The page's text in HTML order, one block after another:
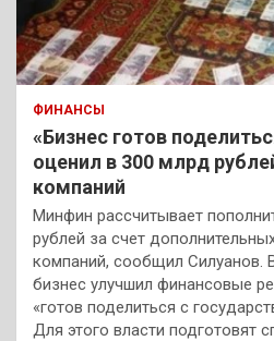
ФИНАНСЫ
«Бизнес готов
оценил в 300 млрд
компаний
Минфин рассчитывает
рублей за счет
компаний, сообщил Силуанов.
бизнес улучшил финансовые
«готов поделиться с
Для этого власти подготовят